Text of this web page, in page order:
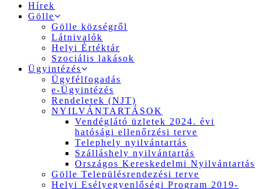
Hírek
Gölle
Gölle községről
Látnivalók
Helyi Értéktár
Szociális lakások
Ügyintézés
Ügyfélfogadás
e-Ügyintézés
Rendeletek (NJT)
NYILVÁNTARTÁSOK
Vendéglátó üzletek 2024. évi
hatósági ellenőrzési terve
Telephely nyilvántartás
Szálláshely nyilvántartás
Országos Kereskedelmi Nyilvántartás
Gölle Településrendezési terve
Helyi Esélyegyenlőségi Program 2019-